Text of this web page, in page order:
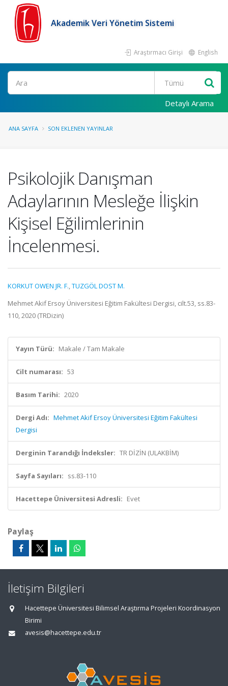
Akademik Veri Yönetim Sistemi
Araştırmacı Girişi English
Ara
Detaylı Arama
ANA SAYFA SON EKLENEN YAYINLAR
Psikolojik Danışman
Adaylarının Mesleğe İlişkin
Kişisel Eğilimlerinin
İncelenmesi.
KORKUT OWEN JR. F.,TUZGÖL DOST M.
Mehmet Akif Ersoy Üniversitesi Eğitim Fakültesi Dergisi, cilt.53, ss.83-
110, 2020 (TRDizin)
Yayın Türü: Makale / Tam Makale
Cilt numarası: 53
Basım Tarihi: 2020
Dergi Adı: Mehmet Akif Ersoy Üniversitesi Eğitim Fakültesi
Dergisi
Derginin Tarandığı İndeksler: TR DİZİN (ULAKBİM)
Sayfa Sayıları: ss.83-110
Hacettepe Üniversitesi Adresli: Evet
Paylaş
İletişim Bilgileri
Hacettepe Üniversitesi Bilimsel Araştırma Projeleri Koordinasyon
Birimi
avesis@hacettepe.edu.tr